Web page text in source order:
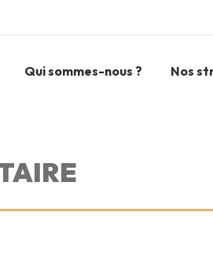
Qui sommes-nous ? Nos